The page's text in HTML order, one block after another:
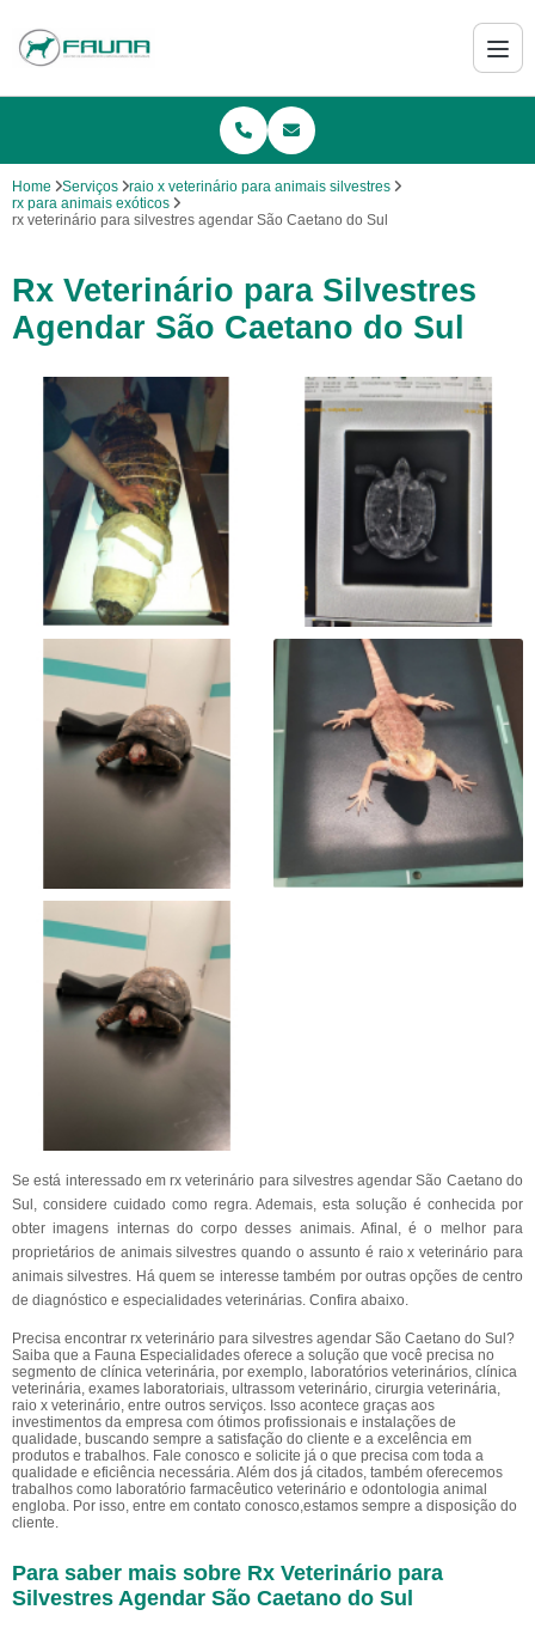
Home Serviços
raio x veterinário para animais silvestres
rx para animais exóticos
rx veterinário para silvestres agendar São Caetano do Sul
Rx Veterinário para Silvestres
Agendar São Caetano do Sul
Se está interessado em rx veterinário para silvestres agendar São Caetano do
Sul, considere cuidado como regra. Ademais, esta solução é conhecida por
obter imagens internas do corpo desses animais. Afinal, é o melhor para
proprietários de animais silvestres quando o assunto é raio x veterinário para
animais silvestres. Há quem se interesse também por outras opções de centro
de diagnóstico e especialidades veterinárias. Confira abaixo.
Precisa encontrar rx veterinário para silvestres agendar São Caetano do Sul?
Saiba que a Fauna Especialidades oferece a solução que você precisa no
segmento de clínica veterinária, por exemplo, laboratórios veterinários, clínica
veterinária, exames laboratoriais, ultrassom veterinário, cirurgia veterinária,
raio x veterinário, entre outros serviços. Isso acontece graças aos
investimentos da empresa com ótimos profissionais e instalações de
qualidade, buscando sempre a satisfação do cliente e a excelência em
produtos e trabalhos. Fale conosco e solicite já o que precisa com toda a
qualidade e eficiência necessária. Além dos já citados, também oferecemos
trabalhos como laboratório farmacêutico veterinário e odontologia animal
engloba. Por isso, entre em contato conosco,estamos sempre a disposição do
cliente.
Para saber mais sobre Rx Veterinário para
Silvestres Agendar São Caetano do Sul